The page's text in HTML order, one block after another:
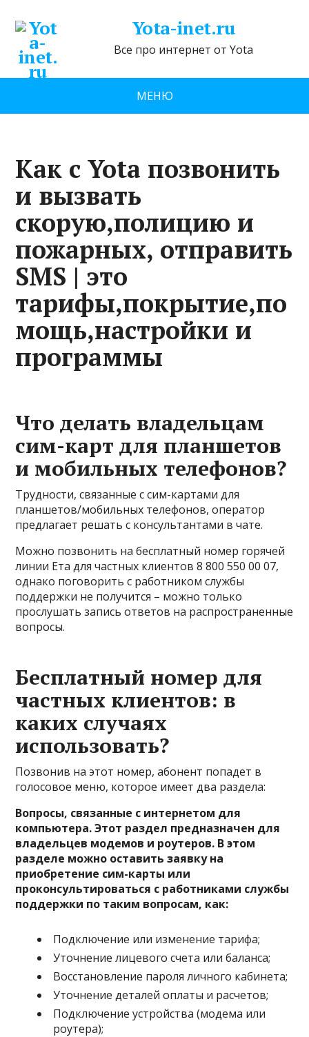
Yota-inet.ru
Все про интернет от Yota
МЕНЮ
Как с Yota позвонить
и вызвать
скорую,полицию и
пожарных, отправить
SMS | это
тарифы,покрытие,по
мощь,настройки и
программы
Что делать владельцам
сим-карт для планшетов
и мобильных телефонов?
Трудности, связанные с сим-картами для
планшетов/мобильных телефонов, оператор
предлагает решать с консультантами в чате.
Можно позвонить на бесплатный номер горячей
линии Ета для частных клиентов 8 800 550 00 07,
однако поговорить с работником службы
поддержки не получится – можно только
прослушать запись ответов на распространенные
вопросы.
Бесплатный номер для
частных клиентов: в
каких случаях
использовать?
Позвонив на этот номер, абонент попадет в
голосовое меню, которое имеет два раздела:
Вопросы, связанные с интернетом для
компьютера. Этот раздел предназначен для
владельцев модемов и роутеров. В этом
разделе можно оставить заявку на
приобретение сим-карты или
проконсультироваться с работниками службы
поддержки по таким вопросам, как:
Подключение или изменение тарифа;
Уточнение лицевого счета или баланса;
Восстановление пароля личного кабинета;
Уточнение деталей оплаты и расчетов;
Подключение устройства (модема или
роутера);